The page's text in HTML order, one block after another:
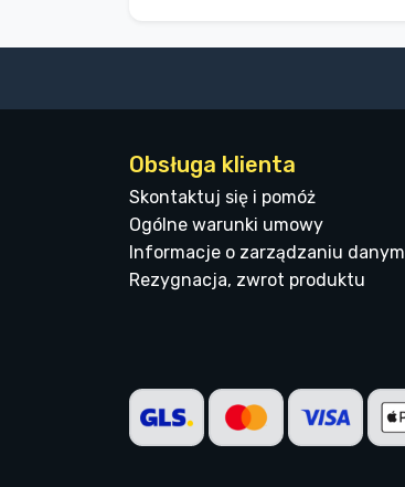
Obsługa klienta
Skontaktuj się i pomóż
Ogólne warunki umowy
Informacje o zarządzaniu
Rezygnacja, zwrot produktu